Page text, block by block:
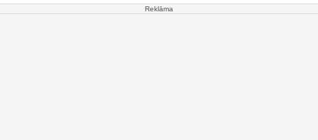
Reklāma